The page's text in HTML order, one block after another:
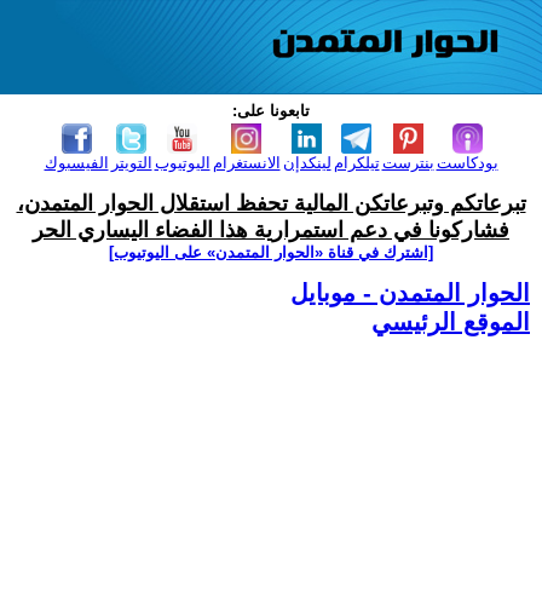
تابعونا على:
الفيسبوك التويتر اليوتيوب الانستغرام لينكدإن تيلكرامبنترست بودكاست
تبرعاتكم وتبرعاتكن المالية تحفظ استقلال الحوار المتمدن،
فشاركونا في دعم استمرارية هذا الفضاء اليساري الحر
[اشترك في قناة ‫«الحوار المتمدن» على اليوتيوب]
الحوار المتمدن - موبايل
الموقع الرئيسي